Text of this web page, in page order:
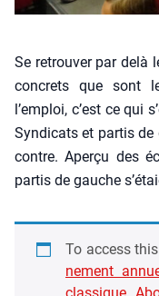
Se retrou­ver par delà
concrets que sont
l’emploi, c’est ce qui
Syn­di­cats et par­tis
contre. Aper­çu des
par­tis de gauche
To access
ne­ment